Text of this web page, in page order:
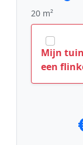
20 m²
Mijn
een